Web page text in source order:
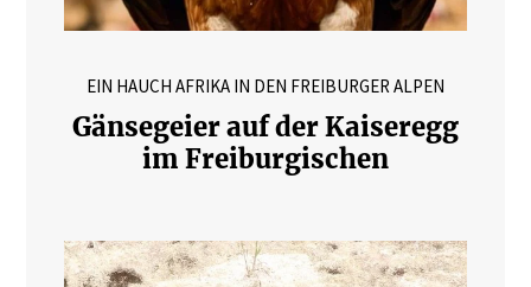
EIN HAUCH AFRIKA IN DEN FREIBURGER ALPEN
Gänsegeier auf der Kaiseregg
im Freiburgischen